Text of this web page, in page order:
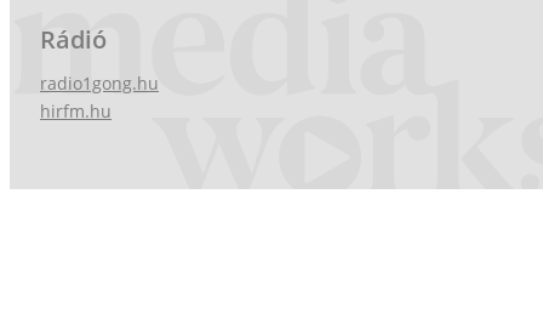
Rádió
radio1gong.hu
hirfm.hu